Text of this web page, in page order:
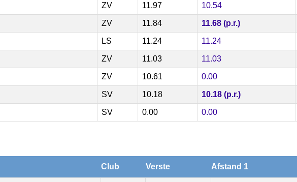
ZV 11.97 10.54
ZV 11.84 11.68 (p.r.)
LS 11.24 11.24
ZV 11.03 11.03
ZV 10.61 0.00
SV 10.18 10.18 (p.r.)
SV 0.00 0.00
Club Verste Afstand 1